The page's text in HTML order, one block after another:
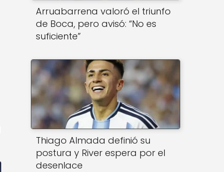
Arruabarrena valoró el triunfo
de Boca, pero avisó: “No es
suficiente”
Thiago Almada definió su
postura y River espera por el
desenlace